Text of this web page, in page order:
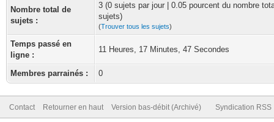
Nombre total de
sujets :
3 (0 sujets par jour | 0.05 pourcent du nombre
sujets)
(Trouver tous les sujets)
Temps passé en
ligne :
11 Heures, 17 Minutes, 47 Secondes
Membres parrainés : 0
Contact Retourner en haut Version bas-débit (Archivé) Syndication RSS